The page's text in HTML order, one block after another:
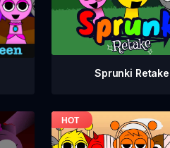
Sprunki Retake